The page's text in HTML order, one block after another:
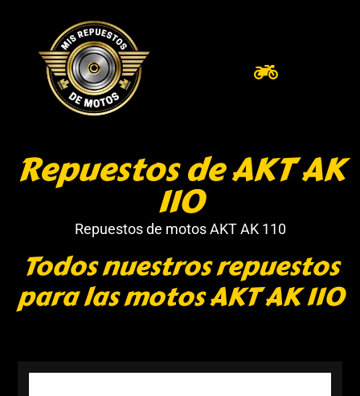
Repuestos de AKT AK
110
Repuestos de motos AKT AK 110
Todos nuestros repuestos
para las motos AKT AK 110